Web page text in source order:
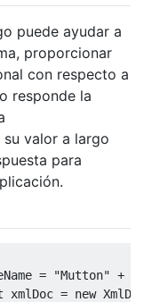
puede ayudar a
proporcionar
con respecto a
responde la
valor a largo
para
= "Mutton" +
xmlDoc = new